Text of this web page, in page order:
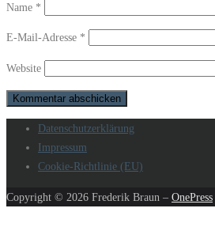
Name *
E-Mail-Adresse *
Website
Datenschutzerklärung
Impressum
Cookie-Richtlinie (EU)
Copyright © 2026 Frederik Braun – OnePress